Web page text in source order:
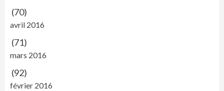
(70)
avril 2016
(71)
mars 2016
(92)
février 2016